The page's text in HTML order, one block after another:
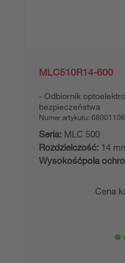
MLC510R14-600
Odbiornik
bezpieczeństwa
Numer artykułu: 68001106
Seria: MLC 500
Rozdzielczość: 14
Wysokośćpola
Cena